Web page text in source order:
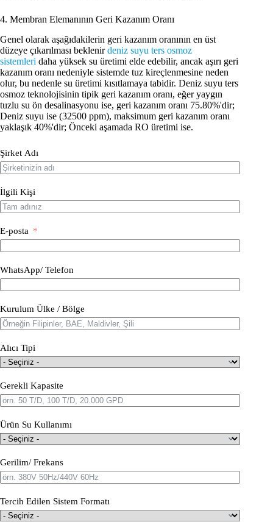
4. Membran Elemanının Geri Kazanım Oranı
Genel olarak aşağıdakilerin geri kazanım oranının en üst
düzeye çıkarılması beklenirdeniz suyu ters osmoz
sistemleri daha yüksek su üretimi elde edebilir, ancak aşırı geri
kazanım oranı nedeniyle sistemde tuz kireçlenmesine neden
olur, bu nedenle su üretimi kısıtlamaya tabidir. Deniz suyu ters
osmoz teknolojisinin tipik geri kazanım oranı, eğer yaygın
tuzlu su ön desalinasyonu ise, geri kazanım oranı 75.80%'dir;
Deniz suyu ise (32500 ppm), maksimum geri kazanım oranı
yaklaşık 40%'dir; Önceki aşamada RO üretimi ise.
Şirket Adı
İlgili Kişi
E-posta
WhatsApp/ Telefon
Kurulum Ülke / Bölge
Alıcı Tipi
Gerekli Kapasite
Ürün Su Kullanımı
Gerilim/ Frekans
Tercih Edilen Sistem Formatı